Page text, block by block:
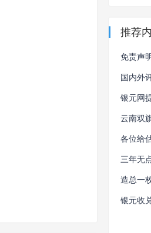
推荐
免责声
了更好
有信息
的绝对
易的，
国内外
银元网
品！
云南双
各位给
三年无
造总一
银元收